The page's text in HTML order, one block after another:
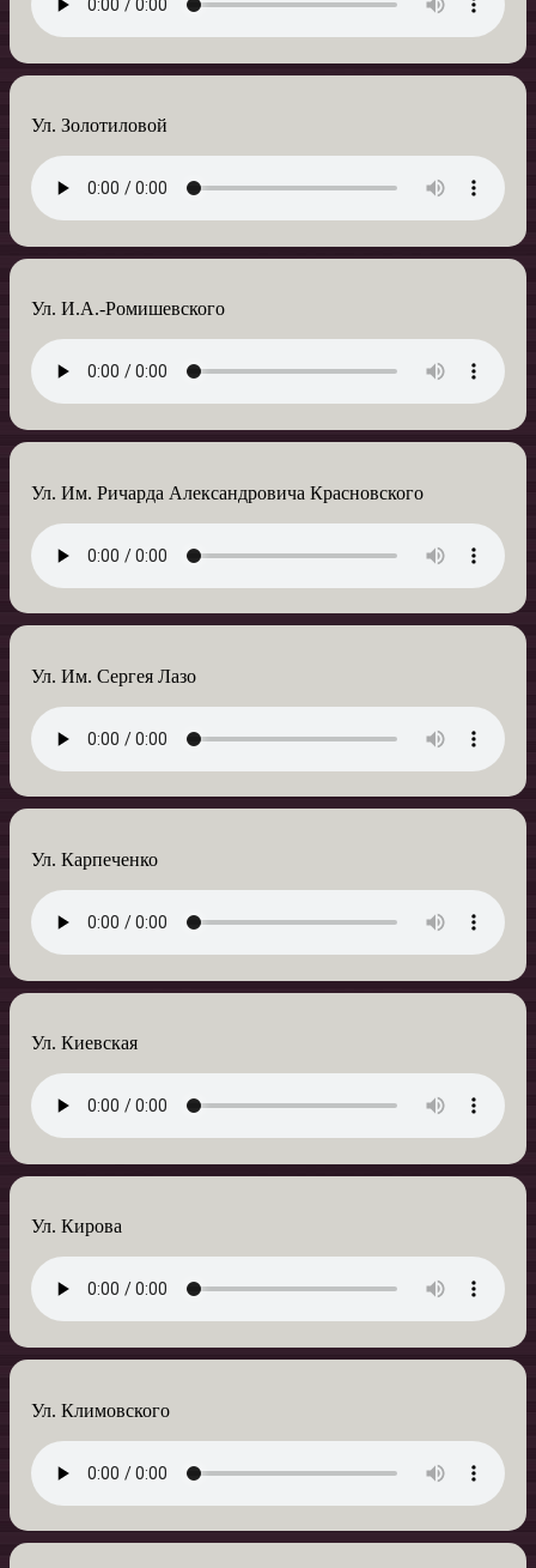
Ул. Золотиловой
Ул. И.А.-Ромишевского
Ул. Им. Ричарда Александровича Красновского
Ул. Им. Сергея Лазо
Ул. Карпеченко
Ул. Киевская
Ул. Кирова
Ул. Климовского